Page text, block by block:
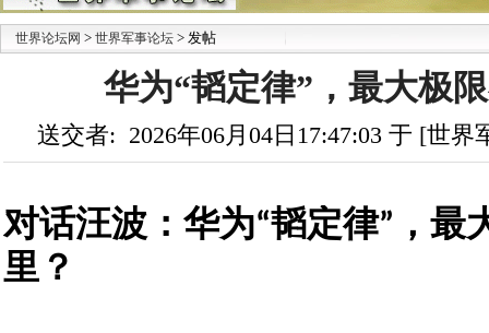
世界论坛网 > 世界军事论坛 > 发帖
华为“韬定律”，最大极
送交者: 2026年06月04日17:47:03 于 [世
对话汪波：华为“韬定律”，最
里？